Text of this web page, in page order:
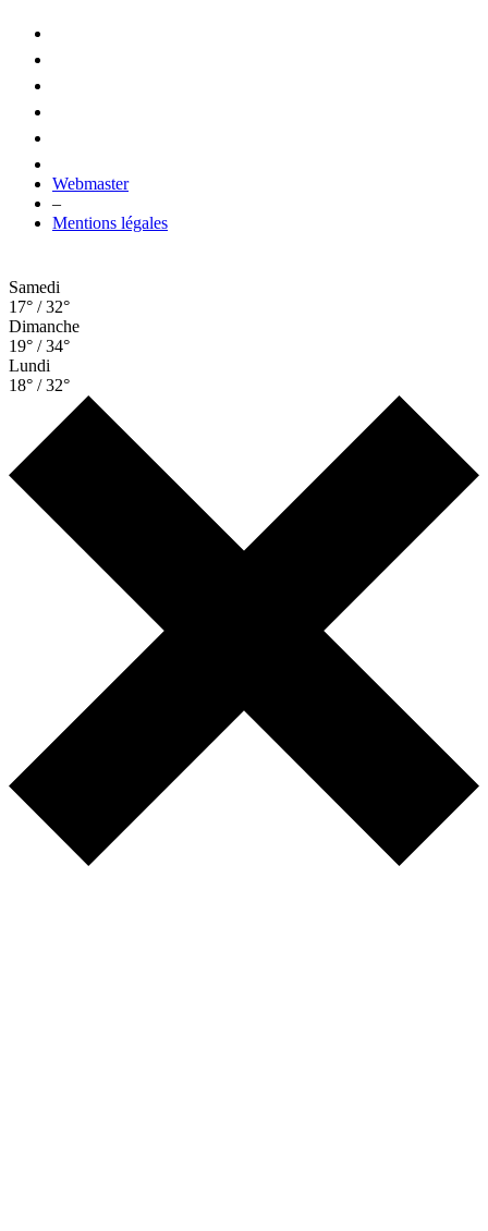
Webmaster
–
Mentions légales
Samedi
17° / 32°
Dimanche
19° / 34°
Lundi
18° / 32°